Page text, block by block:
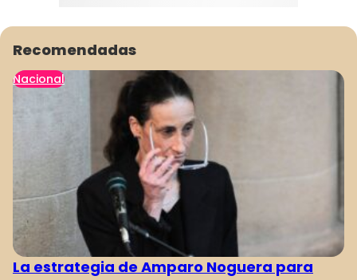
Recomendadas
Nacional
La estrategia de Amparo Noguera para